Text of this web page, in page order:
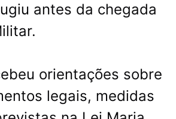
antes da chegada
orientações sobre
legais, medidas